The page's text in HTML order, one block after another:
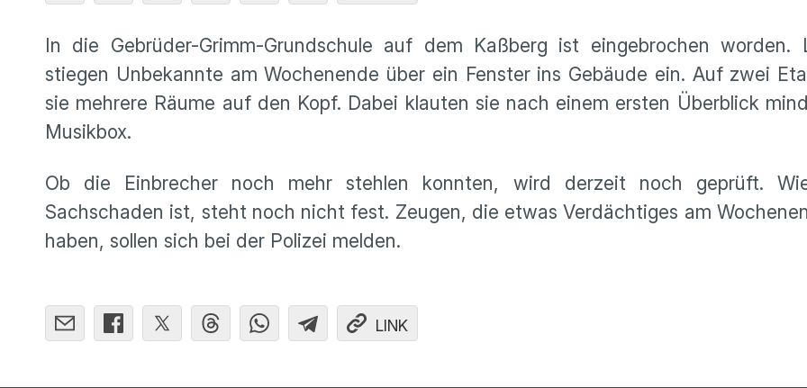
In die Gebrüder-Grimm-Grundschule auf dem Kaßberg ist eingebrochen worden.
stiegen Unbekannte am Wochenende über ein Fenster ins Gebäude ein. Auf zwei
sie mehrere Räume auf den Kopf. Dabei klauten sie nach einem ersten Überblick
Musikbox.
Ob die Einbrecher noch mehr stehlen konnten, wird derzeit noch geprüft.
Sachschaden ist, steht noch nicht fest. Zeugen, die etwas Verdächtiges am
haben, sollen sich bei der Polizei melden.
LINK